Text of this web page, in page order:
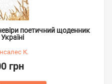
поетичний щоденник
К.
грн